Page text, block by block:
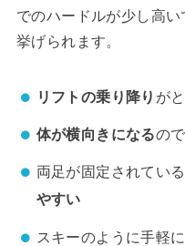
でのハードルが少し高
挙げられます。
リフトの乗り降り が
体が横向きになるの
両足が固定されてい
やすい
スキーのように手軽に